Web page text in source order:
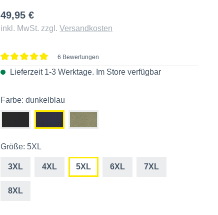
49,95 €
inkl. MwSt. zzgl.Versandkosten
Durchschnittliche Bewertung von 5 von 5 Sternen
6 Bewertungen
Lieferzeit 1-3 Werktage. Im Store verfügbar
Farbe: dunkelblau
Größe: 5XL
3XL 4XL 5XL 6XL 7XL
8XL